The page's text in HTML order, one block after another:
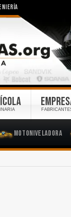
Motoniveladora